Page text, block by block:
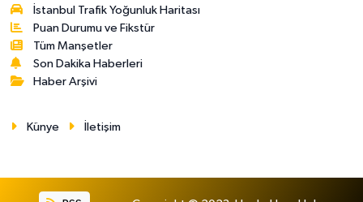
İstanbul Trafik Yoğunluk Haritası
Puan Durumu ve Fikstür
Tüm Manşetler
Son Dakika Haberleri
Haber Arşivi
Künye İletişim